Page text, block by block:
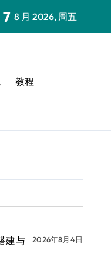
7 8 月 2026, 周五
教程
建与
2026年8月4日